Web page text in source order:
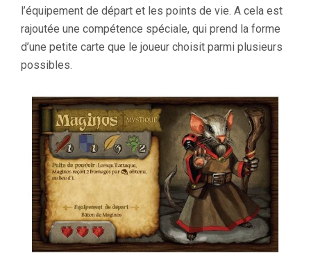
l’équipement de départ et les points de vie. A cela est
rajoutée une compétence spéciale, qui prend la forme
d’une petite carte que le joueur choisit parmi plusieurs
possibles.